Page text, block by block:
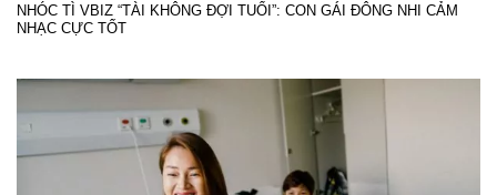
NHÓC TÌ VBIZ “TÀI KHÔNG ĐỢI TUỔI”: CON GÁI ĐÔNG NHI CẢM
NHẠC CỰC TỐT